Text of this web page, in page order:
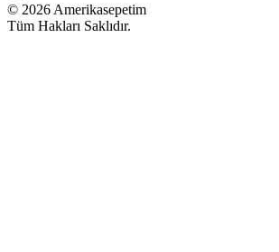
© 2026 Amerikasepetim
Tüm Hakları Saklıdır.